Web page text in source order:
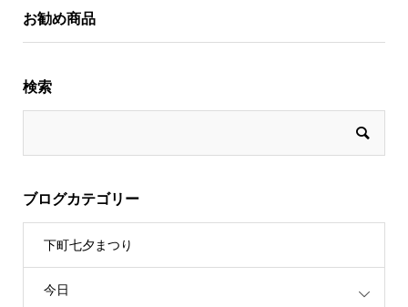
お勧め商品
検索
ブログカテゴリー
下町七夕まつり
今日